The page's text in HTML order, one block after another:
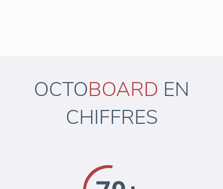
OCTOBOARD EN
CHIFFRES